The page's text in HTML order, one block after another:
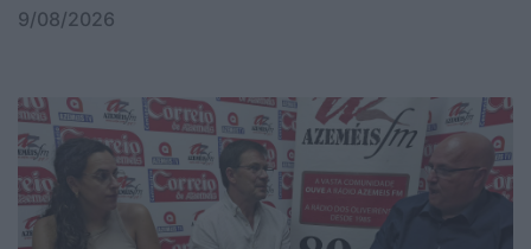
9/08/2026